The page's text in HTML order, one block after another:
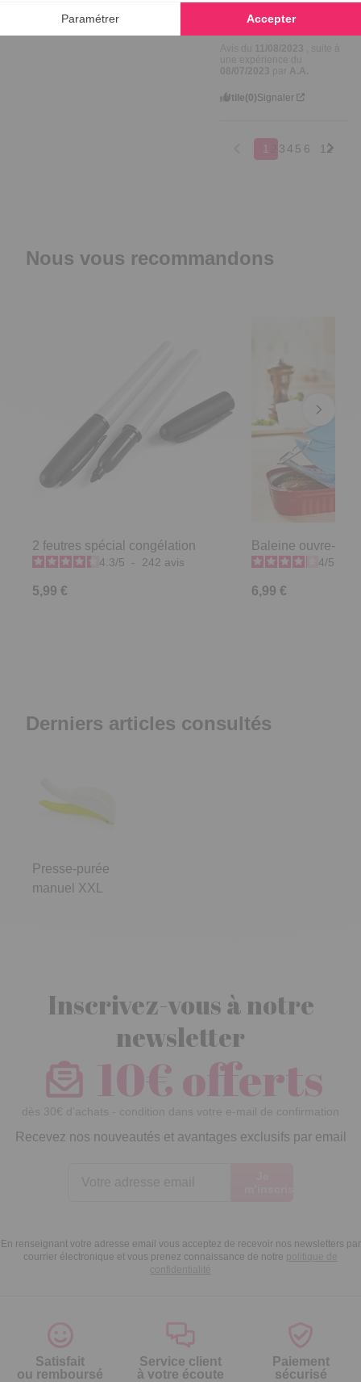
Avis vérifié
Fonctionne très bien
Utile(0)Signaler
1 2 3 4 5 6 12
Nous vous recommandons
2 feutres spécial congélation
4.3/5 - 242 avis
5,99 €
Baleine ouvre-
4/5
6,99 €
Derniers articles consultés
Presse-purée
manuel XXL
Inscrivez-vous à notre
newsletter
10€ offerts
dès 30€ d’achats - condition dans votre e-mail de confirmation
Recevez nos nouveautés et avantages exclusifs par email
En renseignant votre adresse email vous acceptez de recevoir nos newsletters par
courrier électronique et vous prenez connaissance de notre politique de
confidentialité
Satisfait
ou remboursé
Service client
à votre écoute
Paiement
sécurisé